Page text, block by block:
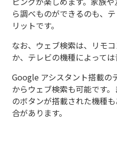
ら調べものができるのも、
リットです。
なお、ウェブ検索は、リモ
か、テレビの機種によっては
Google アシスタント搭載の
からウェブ検索も可能です
のボタンが搭載された機種
合があります。